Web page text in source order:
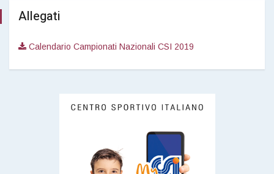
Allegati
Calendario Campionati Nazionali CSI 2019